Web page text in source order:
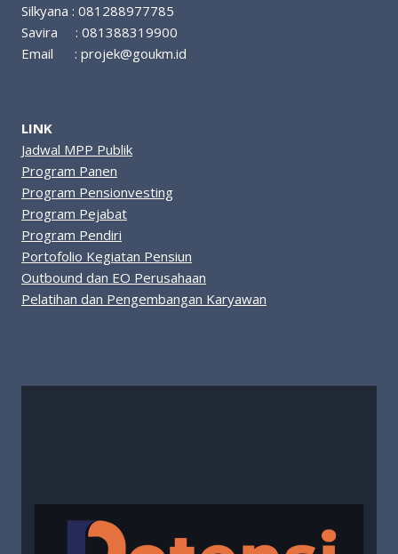
Silkyana : 081288977785
Savira : 081388319900
Email : projek@goukm.id
LINK
Jadwal MPP Publik
Program Panen
Program Pensionvesting
Program Pejabat
Program Pendiri
Portofolio Kegiatan Pensiun
Outbound dan EO Perusahaan
Pelatihan dan Pengembangan Karyawan